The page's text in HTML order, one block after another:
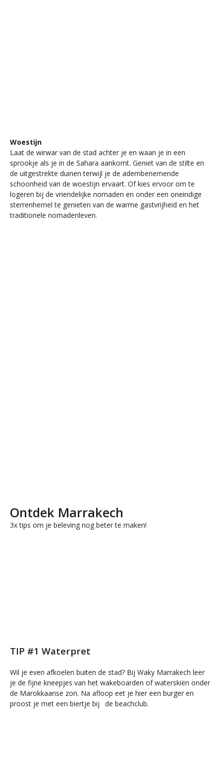
Woestijn
Laat de wirwar van de stad achter je en waan je in een
sprookje als je in de Sahara aankomt. Geniet van de stilte en
de uitgestrekte duinen terwijl je de adembenemende
schoonheid van de woestijn ervaart. Of kies ervoor om te
logeren bij de vriendelijke nomaden en onder een oneindige
sterrenhemel te genieten van de warme gastvrijheid en het
traditionele nomadenleven.
Ontdek Marrakech
3x tips om je beleving nog beter te maken!
TIP #1 Waterpret
Wil je even afkoelen buiten de stad? Bij Waky Marrakech leer
je de fijne kneepjes van het wakeboarden of waterskiën onder
de Marokkaanse zon. Na afloop eet je hier een burger en
proost je met een biertje bij de beachclub.